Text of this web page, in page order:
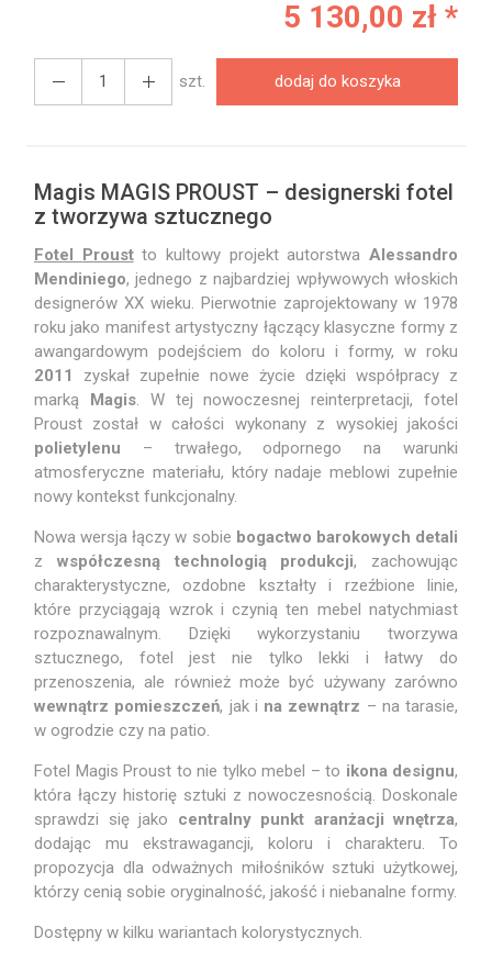
5 130,00 zł *
szt. dodaj do koszyka
Magis MAGIS PROUST – designerski fotel
z tworzywa sztucznego
Fotel Proustto kultowy projekt autorstwaAlessandro
Mendiniego, jednego z najbardziej wpływowych włoskich
designerów XX wieku. Pierwotnie zaprojektowany w 1978
roku jako manifest artystyczny łączący klasyczne formy z
awangardowym podejściem do koloru i formy, w roku
2011
zyskał zupełnie nowe życie dzięki współpracy z
marką Magis. W tej nowoczesnej reinterpretacji, fotel
Proust został w całości wykonany z wysokiej jakości
polietylenu – trwałego, odpornego na warunki
atmosferyczne materiału, który nadaje meblowi zupełnie
nowy kontekst funkcjonalny.
Nowa wersja łączy w sobie bogactwo barokowych detali
z współczesną technologią produkcji, zachowując
charakterystyczne, ozdobne kształty i rzeźbione linie,
które przyciągają wzrok i czynią ten mebel natychmiast
rozpoznawalnym. Dzięki wykorzystaniu tworzywa
sztucznego, fotel jest nie tylko lekki i łatwy do
przenoszenia, ale również może być używany zarówno
wewnątrz pomieszczeń, jak i na zewnątrz – na tarasie,
w ogrodzie czy na patio.
Fotel Magis Proust to nie tylko mebel – to ikona designu,
która łączy historię sztuki z nowoczesnością. Doskonale
sprawdzi się jako centralny punkt aranżacji wnętrza,
dodając mu ekstrawagancji, koloru i charakteru. To
propozycja dla odważnych miłośników sztuki użytkowej,
którzy cenią sobie oryginalność, jakość i niebanalne formy.
Dostępny w kilku wariantach kolorystycznych.